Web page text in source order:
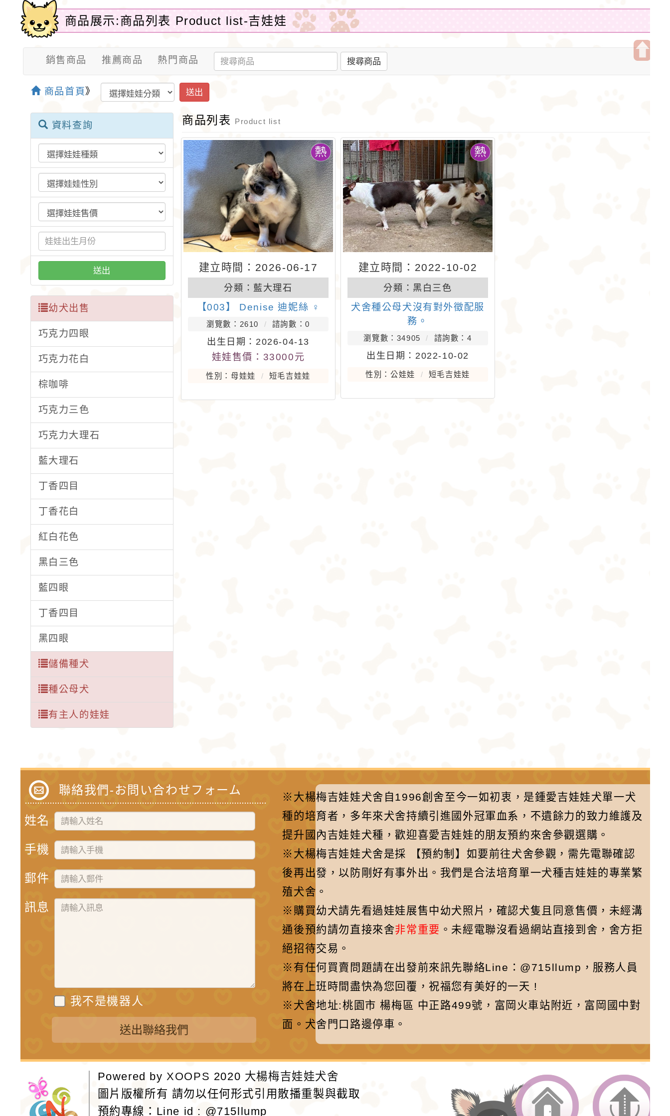
商品展示:商品列表 Product list-吉娃娃
銷售商品 推薦商品 熱門商品 搜尋商品
商品首頁 》 送出
資料查詢
送出
幼犬出售
巧克力四眼
巧克力花白
棕咖啡
巧克力三色
巧克力大理石
藍大理石
丁香四目
丁香花白
紅白花色
黑白三色
藍四眼
丁香四目
黑四眼
儲備種犬
種公母犬
有主人的娃娃
商品列表 Product list
建立時間：2026-06-17
分類： 藍大理石
【003】 Denise 迪妮絲 ♀
瀏覽數：2610 諮詢數：0
出生日期：2026-04-13
娃娃售價：33000元
性別：母娃娃 短毛吉娃娃
建立時間：2022-10-02
分類： 黑白三色
犬舍種公母犬沒有對外徵配服
務。
瀏覽數：34905 諮詢數：4
出生日期：2022-10-02
性別：公娃娃 短毛吉娃娃
聯絡我們-お問い合わせフォーム
姓名
手機
郵件
訊息
我不是機器人
送出聯絡我們
※大楊梅吉娃娃犬舍自1996創舍至今一如初衷，是鍾愛吉娃娃犬單一犬
種的培育者，多年來犬舍持續引進國外冠軍血系，不遺餘力的致力維護及
提升國內吉娃娃犬種，歡迎喜愛吉娃娃的朋友預約來舍參觀選購。
※大楊梅吉娃娃犬舍是採 【預約制】如要前往犬舍參觀，需先電聯確認
後再出發，以防剛好有事外出。我們是合法培育單一犬種吉娃娃的專業繁
殖犬舍。
※購買幼犬請先看過娃娃展售中幼犬照片，確認犬隻且同意售價，未經溝
通後預約請勿直接來舍非常重要 。未經電聯沒看過網站直接到舍，舍方拒
絕招待交易。
※有任何買賣問題請在出發前來訊先聯絡Line：@715llump，服務人員
將在上班時間盡快為您回覆，祝福您有美好的一天 !
※犬舍地址:桃園市 楊梅區 中正路499號，富岡火車站附近，富岡國中對
面。犬舍門口路邊停車。
Powered byXOOPS 2020 大楊梅吉娃娃犬舍
圖片版權所有 請勿以任何形式引用散播重製與截取
預約專線： Line id : @715llump